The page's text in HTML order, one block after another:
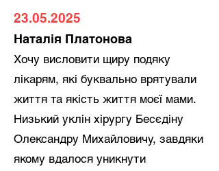
23.05.2025
Наталія Платонова
Хочу висловити щиру подяку
лікарям, які буквально врятували
життя та якість життя моєї мами.
Низький уклін хірургу Бесєдіну
Олександру Михайловичу, завдяки
якому вдалося уникнути